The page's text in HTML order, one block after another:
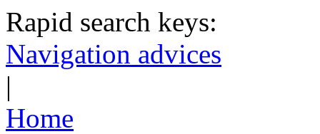
Rapid search keys:
Navigation advices
|
Home